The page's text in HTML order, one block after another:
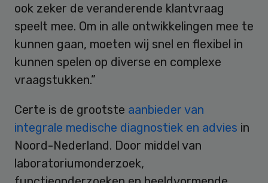
ook zeker de veranderende klantvraag
speelt mee. Om in alle ontwikkelingen mee te
kunnen gaan, moeten wij snel en flexibel in
kunnen spelen op diverse en complexe
vraagstukken.”
Certe is de grootste aanbieder van
integrale medische diagnostiek en advies in
Noord-Nederland. Door middel van
laboratoriumonderzoek,